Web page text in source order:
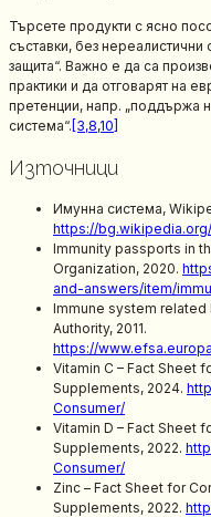
Търсете продукти с ясно
съставки, без нереалистични
защита“. Важно е да са
практики и да отговарят на
претенции, напр. „поддържа
система“. [3,8,10]
Източници
Имунна система,
https://bg.wikipedia.org/
Immunity passports in
Organization, 2020.
and-answers/item/
Immune system related
Authority, 2011.
https://
Vitamin C – Fact Sheet
Supplements, 2024.
Consumer/
Vitamin D – Fact Sheet
Supplements, 2022.
Consumer/
Zinc – Fact Sheet for
Supplements, 2022.